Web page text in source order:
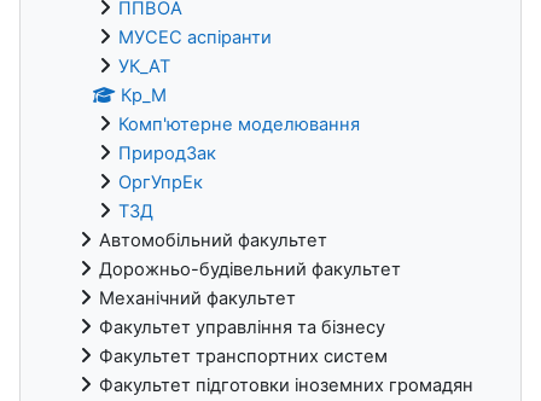
ППВОА
МУСЕС аспіранти
УК_АТ
Кр_М
Комп'ютерне моделювання
ПриродЗак
ОргУпрЕк
ТЗД
Автомобільний факультет
Дорожньо-будівельний факультет
Механічний факультет
Факультет управління та бізнесу
Факультет транспортних систем
Факультет підготовки іноземних громадян